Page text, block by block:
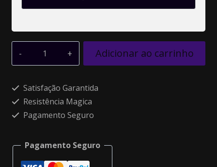
Adicionar ao carrinho
Satisfação Garantida
Resistência Magica
Pagamento Seguro
Pagamento Seguro